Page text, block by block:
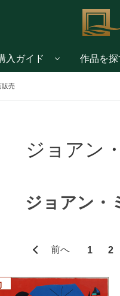
入ガイド 作品を探
売
ジョアン
ジョアン・
前へ 1 2